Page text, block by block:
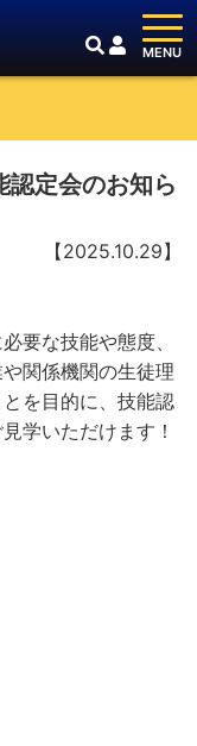
定会のお知ら
【2025.10.29】
要な技能や態度、
関係機関の生徒理
を目的に、技能認
学いただけます！